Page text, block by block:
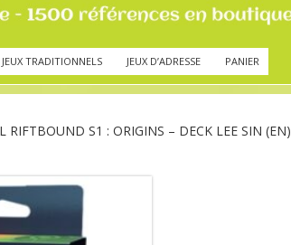
JEUX TRADITIONNELS JEUX D’ADRESSE PANIER
RIFTBOUND S1 : ORIGINS – DECK LEE SIN (EN)